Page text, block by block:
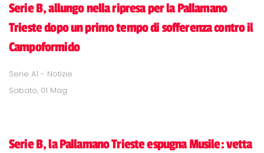
Serie B, allungo nella ripresa per la Pallamano
Trieste dopo un primo tempo di sofferenza contro il
Campoformido
Serie A1 - Notizie
Sabato, 01 Mag
Serie B, la Pallamano Trieste espugna Musile: vetta